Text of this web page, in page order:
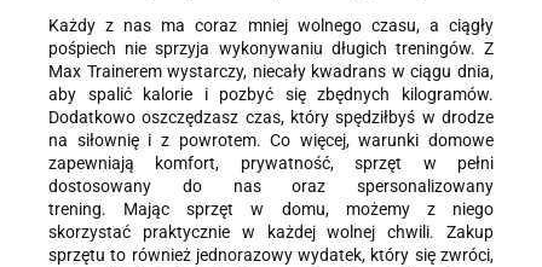
Każdy z nas ma coraz mniej wolnego czasu, a ciągły
pośpiech nie sprzyja wykonywaniu długich treningów. Z
Max Trainerem wystarczy, niecały kwadrans w ciągu dnia,
aby spalić kalorie i pozbyć się zbędnych kilogramów.
Dodatkowo oszczędzasz czas, który spędziłbyś w drodze
na siłownię i z powrotem. Co więcej, warunki domowe
zapewniają komfort, prywatność, sprzęt w pełni
dostosowany do nas oraz spersonalizowany
trening. Mając sprzęt w domu, możemy z niego
skorzystać praktycznie w każdej wolnej chwili. Zakup
sprzętu to również jednorazowy wydatek, który się zwróci,